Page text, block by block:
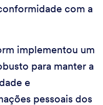
com a
implementou um
para manter a
e
pessoais dos